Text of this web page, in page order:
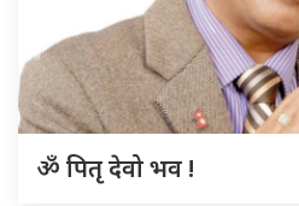
ॐ पितृ देवो भव !